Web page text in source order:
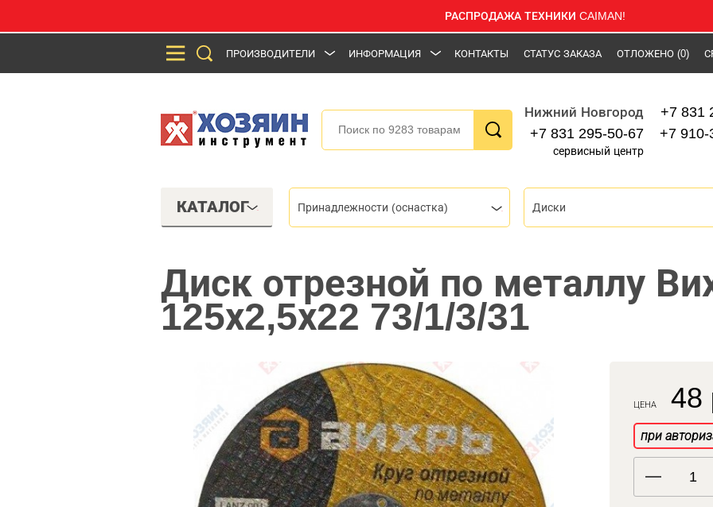
РАСПРОДАЖА ТЕХНИКИ CAIMAN!
ПРОИЗВОДИТЕЛИ ИНФОРМАЦИЯ КОНТАКТЫ СТАТУС ЗАКАЗА ОТЛОЖЕНО (0)
Нижний Новгород
+7 831 295-50-67
сервисный центр
+7 831
+7 910-
КАТАЛОГ Принадлежности (оснастка) Диски
Диск отрезной по металлу
125х2,5х22 73/1/3/31
ЦЕНА 48
при